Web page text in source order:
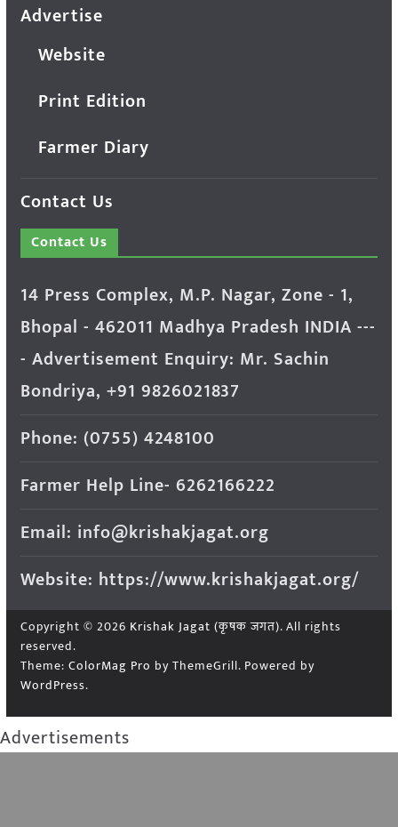
Advertise
Website
Print Edition
Farmer Diary
Contact Us
Contact Us
14 Press Complex, M.P. Nagar, Zone - 1,
Bhopal - 462011 Madhya Pradesh INDIA ---
- Advertisement Enquiry: Mr. Sachin
Bondriya, +91 9826021837
Phone: (0755) 4248100
Farmer Help Line- 6262166222
Email: info@krishakjagat.org
Website: https://www.krishakjagat.org/
Copyright © 2026 Krishak Jagat (कृषक जगत). All rights
reserved.
Theme: ColorMag Pro by ThemeGrill. Powered by
WordPress.
Advertisements